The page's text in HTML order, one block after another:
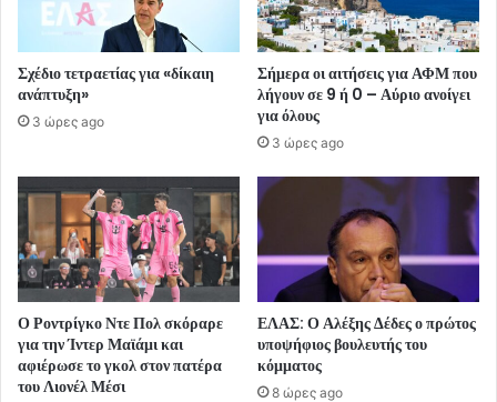
Σχέδιο τετραετίας για «δίκαιη
ανάπτυξη»
3 ώρες ago
Σήμερα οι αιτήσεις για ΑΦΜ που
λήγουν σε 9 ή 0 – Αύριο ανοίγει
για όλους
3 ώρες ago
Ο Ροντρίγκο Ντε Πολ σκόραρε
για την Ίντερ Μαϊάμι και
αφιέρωσε το γκολ στον πατέρα
του Λιονέλ Μέσι
ΕΛΑΣ: Ο Αλέξης Δέδες ο πρώτος
υποψήφιος βουλευτής του
κόμματος
8 ώρες ago